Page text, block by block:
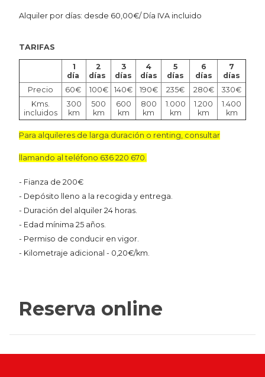
Alquiler por días: desde 60,00€/ Día IVA incluido
TARIFAS
1
día
2
días
3
días
4
días
5
días
6
días
7
días
Precio
60€ 100€ 140€ 190€ 235€ 280€
330€
Kms.
incluidos
300
km
500
km
600
km
800
km
1.000
km
1.200
km
1.400
km
Para alquileres de larga duración o renting, consultar
llamando al teléfono 636 220 670.
- Fianza de 200€
- Depósito lleno a la recogida y entrega.
- Duración del alquiler 24 horas.
- Edad mínima 25 años.
- Permiso de conducir en vigor.
- Kilometraje adicional - 0,20€/km.
Reserva online